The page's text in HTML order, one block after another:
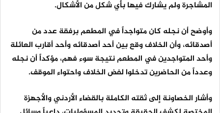
المشاجرة ولم يشارك فيها بأي شكل من الأشكال.
وأوضح أن نجله كان متواجداً في المطعم برفقة عدد من
أصدقائه، وأن الخلاف وقع بين أحد أصدقائه وأحد أقارب العائلة
وأحد المتواجدين في المطعم نتيجة سوء فهم، مؤكداً أن نجله
وعدداً من الحاضرين تدخلوا لفض الخلاف واحتواء الموقف.
وأشار الخصاونة إلى ثقته الكاملة بالقضاء الأردني والأجهزة